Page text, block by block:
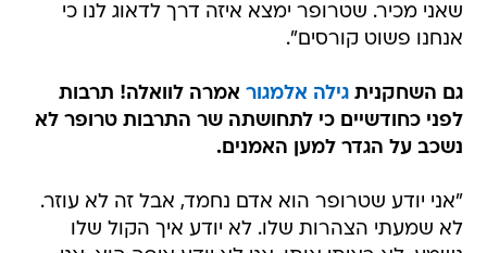
שאני מכיר. שטרופר ימצא איזה דרך לדאוג לנו כי
אנחנו פשוט קורסים".
גם השחקניתגילה אלמגור אמרה לוואלה! תרבות
לפני כחודשיים כי לתחושתה שר התרבות טרופר לא
נשכב על הגדר למען האמנים.
"אני יודע שטרופר הוא אדם נחמד, אבל זה לא עוזר.
לא שמעתי הצהרות שלו. לא יודע איך הקול שלו